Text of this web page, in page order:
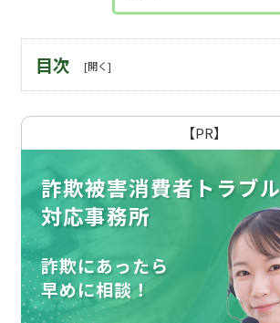
目次
【PR】
詐欺被害消費者トラブル
対応事務所
詐欺にあったら
早めに相談！